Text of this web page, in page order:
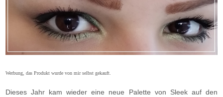
Werbung, das Produkt wurde von mir selbst gekauft.
Dieses Jahr kam wieder eine neue Palette von Sleek auf den